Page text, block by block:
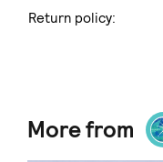
Return policy:
More from